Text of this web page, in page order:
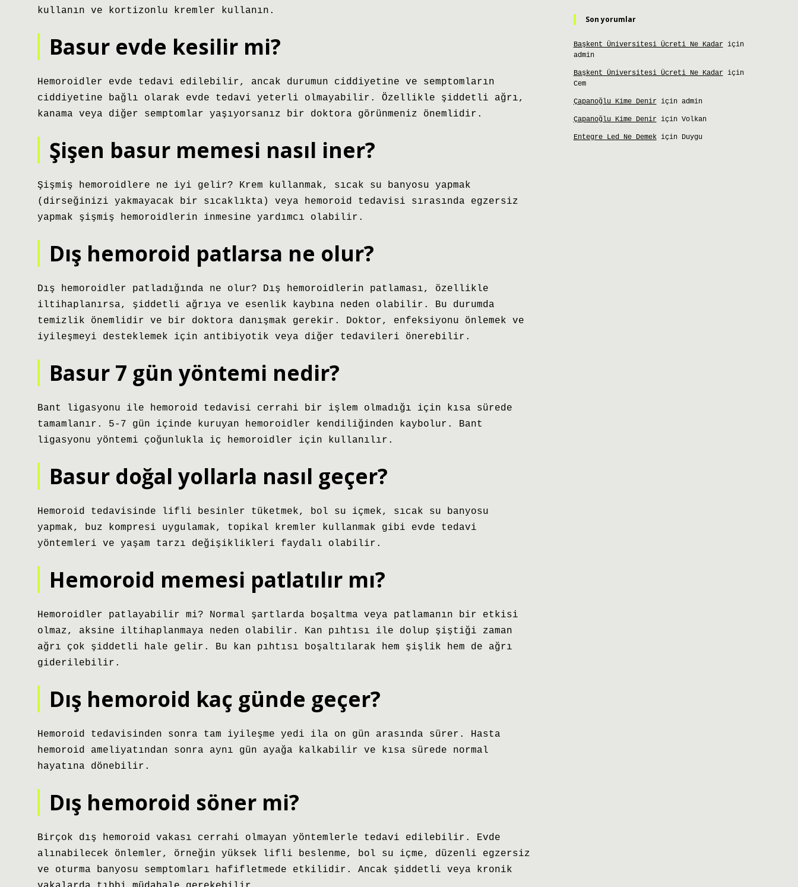
kullanın ve kortizonlu kremler kullanın.
Basur evde kesilir mi?
Hemoroidler evde tedavi edilebilir, ancak durumun ciddiyetine ve semptomların
ciddiyetine bağlı olarak evde tedavi yeterli olmayabilir. Özellikle şiddetli ağrı,
kanama veya diğer semptomlar yaşıyorsanız bir doktora görünmeniz önemlidir.
Şişen basur memesi nasıl iner?
Şişmiş hemoroidlere ne iyi gelir? Krem kullanmak, sıcak su banyosu yapmak
(dirseğinizi yakmayacak bir sıcaklıkta) veya hemoroid tedavisi sırasında egzersiz
yapmak şişmiş hemoroidlerin inmesine yardımcı olabilir.
Dış hemoroid patlarsa ne olur?
Dış hemoroidler patladığında ne olur? Dış hemoroidlerin patlaması, özellikle
iltihaplanırsa, şiddetli ağrıya ve esenlik kaybına neden olabilir. Bu durumda
temizlik önemlidir ve bir doktora danışmak gerekir. Doktor, enfeksiyonu önlemek ve
iyileşmeyi desteklemek için antibiyotik veya diğer tedavileri önerebilir.
Basur 7 gün yöntemi nedir?
Bant ligasyonu ile hemoroid tedavisi cerrahi bir işlem olmadığı için kısa sürede
tamamlanır. 5-7 gün içinde kuruyan hemoroidler kendiliğinden kaybolur. Bant
ligasyonu yöntemi çoğunlukla iç hemoroidler için kullanılır.
Basur doğal yollarla nasıl geçer?
Hemoroid tedavisinde lifli besinler tüketmek, bol su içmek, sıcak su banyosu
yapmak, buz kompresi uygulamak, topikal kremler kullanmak gibi evde tedavi
yöntemleri ve yaşam tarzı değişiklikleri faydalı olabilir.
Hemoroid memesi patlatılır mı?
Hemoroidler patlayabilir mi? Normal şartlarda boşaltma veya patlamanın bir etkisi
olmaz, aksine iltihaplanmaya neden olabilir. Kan pıhtısı ile dolup şiştiği zaman
ağrı çok şiddetli hale gelir. Bu kan pıhtısı boşaltılarak hem şişlik hem de ağrı
giderilebilir.
Dış hemoroid kaç günde geçer?
Hemoroid tedavisinden sonra tam iyileşme yedi ila on gün arasında sürer. Hasta
hemoroid ameliyatından sonra aynı gün ayağa kalkabilir ve kısa sürede normal
hayatına dönebilir.
Dış hemoroid söner mi?
Birçok dış hemoroid vakası cerrahi olmayan yöntemlerle tedavi edilebilir. Evde
alınabilecek önlemler, örneğin yüksek lifli beslenme, bol su içme, düzenli egzersiz
ve oturma banyosu semptomları hafifletmede etkilidir. Ancak şiddetli veya kronik
Son yorumlar
Başkent Üniversitesi Ücreti Ne Kadariçin
admin
Başkent Üniversitesi Ücreti Ne Kadariçin
Cem
Çapanoğlu Kime Deniriçin admin
Çapanoğlu Kime Deniriçin Volkan
Entegre Led Ne Demekiçin Duygu